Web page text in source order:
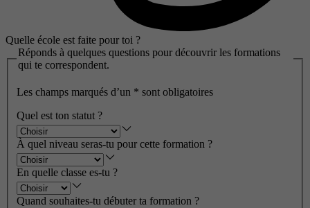
Quelle école est faite pour toi ?
Réponds à quelques questions pour découvrir les formations
qui te correspondent.
Les champs marqués d’un * sont obligatoires
Quel est ton statut ?
À quel niveau seras-tu pour cette formation ?
En quelle classe es-tu ?
Quand souhaites-tu débuter ta formation ?